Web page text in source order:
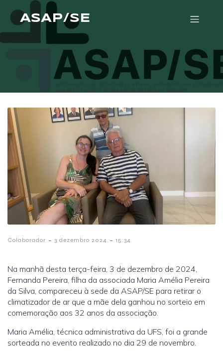
ASAP/SE
Colaborador - 3 dezembro 2024 - 15:34
Na manhã desta terça-feira, 3 de dezembro de 2024,
Fernanda Pereira, filha da associada Maria Amélia Pereira
da Silva, compareceu à sede da ASAP/SE para retirar o
climatizador de ar que a mãe dela ganhou no sorteio em
comemoração aos 32 anos da associação.
Maria Amélia, técnica administrativa da UFS, foi a grande
sorteada no evento realizado no dia 29 de novembro.